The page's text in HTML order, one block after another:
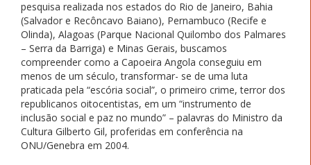
pesquisa realizada nos estados do Rio de Janeiro, Bahia
(Salvador e Recôncavo Baiano), Pernambuco (Recife e
Olinda), Alagoas (Parque Nacional Quilombo dos Palmares
– Serra da Barriga) e Minas Gerais, buscamos
compreender como a Capoeira Angola conseguiu em
menos de um século, transformar- se de uma luta
praticada pela “escória social”, o primeiro crime, terror dos
republicanos oitocentistas, em um “instrumento de
inclusão social e paz no mundo” – palavras do Ministro da
Cultura Gilberto Gil, proferidas em conferência na
ONU/Genebra em 2004.